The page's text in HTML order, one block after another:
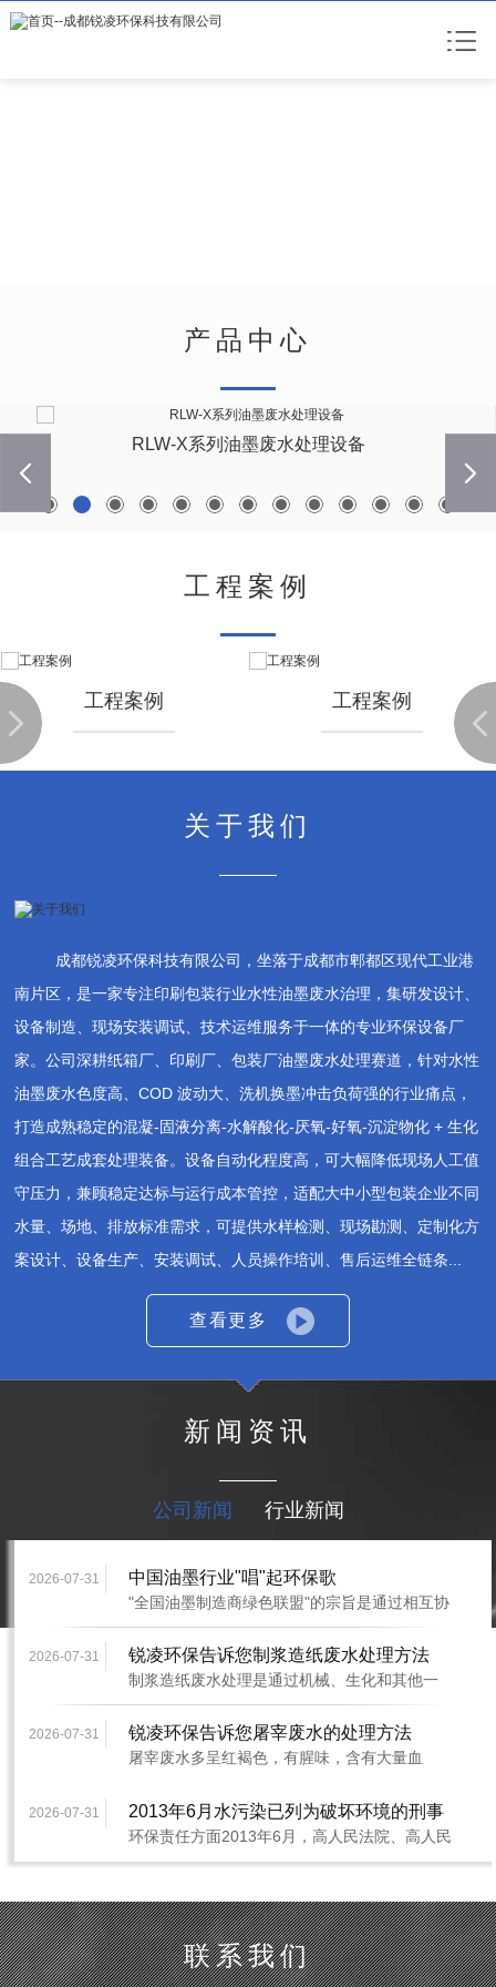
产品中心
RLW-X系列油墨废水处理设备
工程案例
工程案例
工程案例
工程案例
工程案例
关于我们
成都锐凌环保科技有限公司，坐落于成都市郫都区现代工业港
南片区，是一家专注印刷包装行业水性油墨废水治理，集研发设计、
设备制造、现场安装调试、技术运维服务于一体的专业环保设备厂
家。公司深耕纸箱厂、印刷厂、包装厂油墨废水处理赛道，针对水性
油墨废水色度高、COD 波动大、洗机换墨冲击负荷强的行业痛点，
打造成熟稳定的混凝‑固液分离‑水解酸化‑厌氧‑好氧‑沉淀物化 + 生化
组合工艺成套处理装备。设备自动化程度高，可大幅降低现场人工值
守压力，兼顾稳定达标与运行成本管控，适配大中小型包装企业不同
水量、场地、排放标准需求，可提供水样检测、现场勘测、定制化方
案设计、设备生产、安装调试、人员操作培训、售后运维全链条...
查看更多
新闻资讯
公司新闻 行业新闻
2026-07-31 中国油墨行业"唱"起环保歌
"全国油墨制造商绿色联盟"的宗旨是通过相互协
作，致力于油墨技术的改进与提···
2026-07-31 锐凌环保告诉您制浆造纸废水处理方法
制浆造纸废水处理是通过机械、生化和其他一
些特殊方法减少对环境有毒有害物质的排放，
···
2026-07-31 锐凌环保告诉您屠宰废水的处理方法
屠宰废水多呈红褐色，有腥味，含有大量血
理···
2026-07-31
2013年6月水污染已列为破坏环境的刑事
犯罪
环保责任方面2013年6月，高人民法院、高人民
检察院颁布《关于办理环境污染刑事案件适用
联系我们